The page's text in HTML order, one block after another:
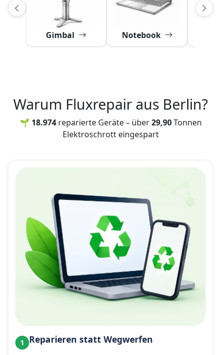
Gimbal Notebook
Warum Fluxrepair aus Berlin?
🌱 18.974reparierte Geräte – über29,90Tonnen
Elektroschrott eingespart
1 Reparieren statt Wegwerfen